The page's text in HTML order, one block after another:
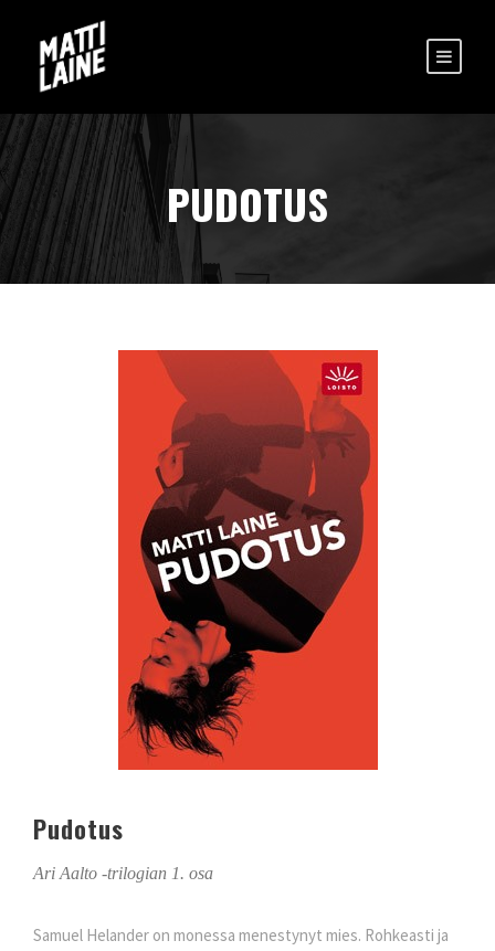
PUDOTUS
Pudotus
Ari Aalto -trilogian 1. osa
Samuel Helander on monessa menestynyt mies. Rohkeasti ja